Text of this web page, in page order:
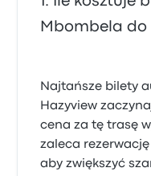
Mbombela do
Najtańsze bilety
Hazyview
cena za tę trasę
zaleca
aby zwiększyć